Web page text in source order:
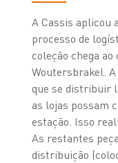
A Cassis aplicou
processo de
coleção chega
Woutersbrakel.
que se distribuir
as lojas possam
estação. Isso
As restantes
distribuição